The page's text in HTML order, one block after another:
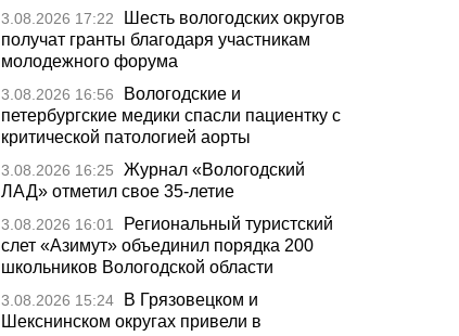
3.08.2026 17:22
Шесть вологодских округов
получат гранты благодаря участникам
молодежного форума
3.08.2026 16:56
Вологодские и
петербургские медики спасли пациентку с
критической патологией аорты
3.08.2026 16:25
Журнал «Вологодский
ЛАД» отметил свое 35-летие
3.08.2026 16:01
Региональный туристский
слет «Азимут» объединил порядка 200
школьников Вологодской области
3.08.2026 15:24
В Грязовецком и
Шекснинском округах привели в